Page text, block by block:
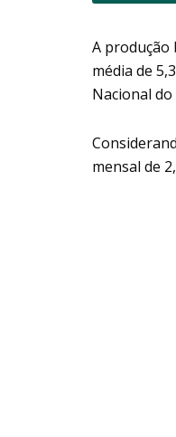
A
média de
Nacional
mensal de